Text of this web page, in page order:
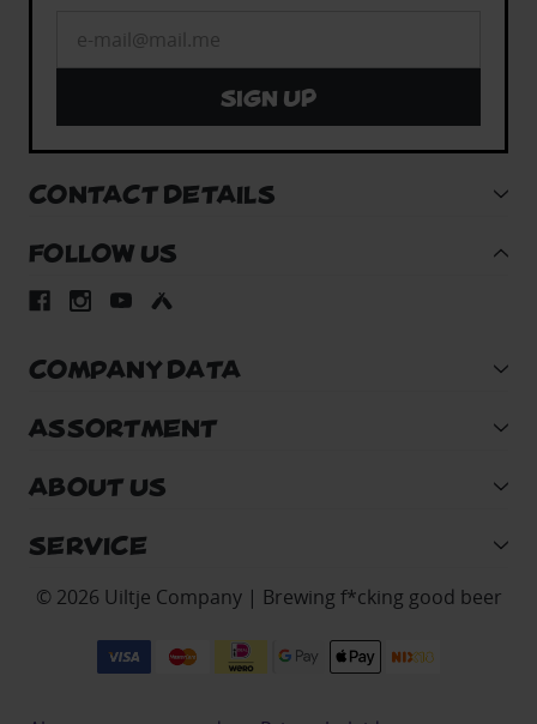
Sign up
CONTACT DETAILS
FOLLOW US
COMPANY DATA
ASSORTMENT
ABOUT US
SERVICE
© 2026 Uiltje Company | Brewing f*cking good beer